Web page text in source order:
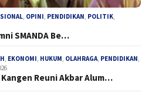
, OPINI, PENDIDIKAN, POLITIK,
SMANDA Be…
, EKONOMI, HUKUM, OLAHRAGA, PENDIDIKAN,
Reuni Akbar Alum…